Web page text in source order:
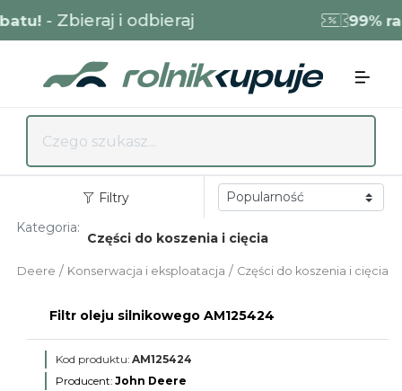
- Zbieraj i odbieraj 99%
Filtry
Kategoria:
Części do koszenia i cięcia
Części do koszenia i cięcia
/
Konserwacja i eksploatacja
/
Deere
Filtr oleju silnikowego AM125424
Kod produktu: AM125424
Producent: John Deere